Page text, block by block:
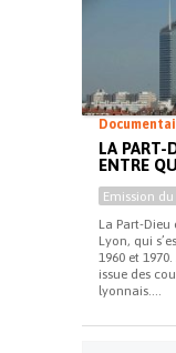
LA PART-
ENTRE
Emission du
La Part-
Lyon, qui
1960 et
issue des
lyonnais....